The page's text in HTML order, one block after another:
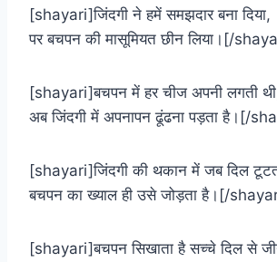
[shayari]जिंदगी ने हमें समझदार बना दिया,
पर बचपन की मासूमियत छीन लिया।[/
[shayari]बचपन में हर चीज अपनी लगती
अब जिंदगी में अपनापन ढूंढना पड़ता है।[/
[shayari]जिंदगी की थकान में जब दिल
बचपन का ख्याल ही उसे जोड़ता है।[/
[shayari]बचपन सिखाता है सच्चे दिल से